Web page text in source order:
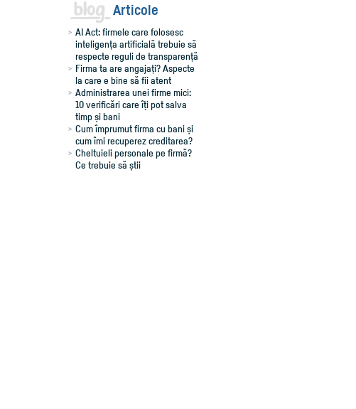
adaptat
Articole
AI Act: firmele care folosesc
inteligența artificială trebuie să
respecte reguli de transparență
Firma ta are angajați? Aspecte
la care e bine să fii atent
Administrarea unei firme mici:
10 verificări care îți pot salva
timp și bani
Cum împrumut firma cu bani și
cum îmi recuperez creditarea?
Cheltuieli personale pe firmă?
Ce trebuie să știi